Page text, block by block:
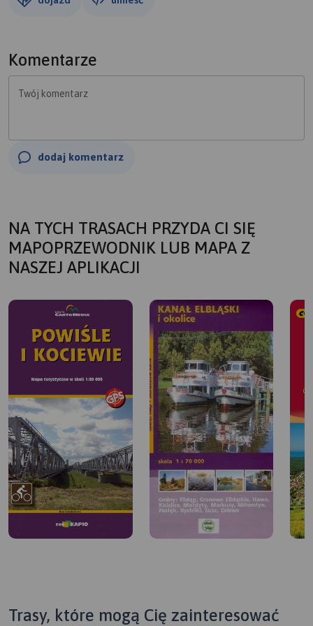
Komentarze
Twój komentarz
dodaj komentarz
NA TYCH TRASACH PRZYDA CI SIĘ
MAPOPRZEWODNIK LUB MAPA Z
NASZEJ APLIKACJI
Trasy, które mogą Cię zainteresować